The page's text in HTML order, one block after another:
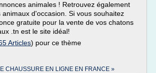
animales ! Retrouvez également
animaux d'occasion. Si vous souhaitez
gratuite pour la vente de vos chatons
.tn est le site idéal!
Articles) pour ce thème
CHAUSSURE EN LIGNE EN FRANCE »